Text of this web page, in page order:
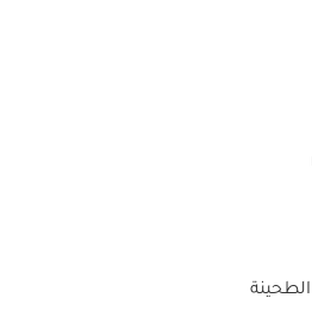
عام 1957، حيثُ بدأت بتصنيع الطحينة